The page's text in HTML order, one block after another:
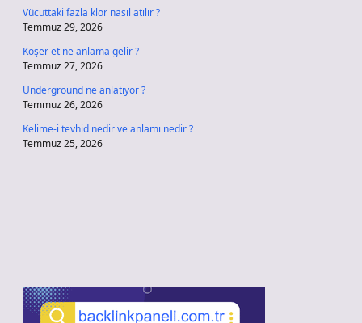
Vücuttaki fazla klor nasıl atılır ?
Temmuz 29, 2026
Koşer et ne anlama gelir ?
Temmuz 27, 2026
Underground ne anlatıyor ?
Temmuz 26, 2026
Kelime-i tevhid nedir ve anlamı nedir ?
Temmuz 25, 2026